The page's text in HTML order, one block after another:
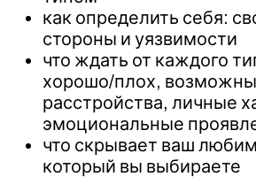
как определить себя:
стороны и уязвимости
что ждать от каждого
хорошо/плох,
расстройства, личные
эмоциональные
что скрывает ваш
который вы выбираете